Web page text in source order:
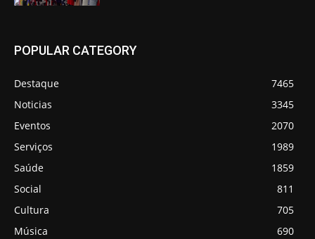
POPULAR CATEGORY
Destaque
7465
Noticias
3345
Eventos
2070
Serviços
1989
Saúde
1859
Social
811
Cultura
705
Música
690